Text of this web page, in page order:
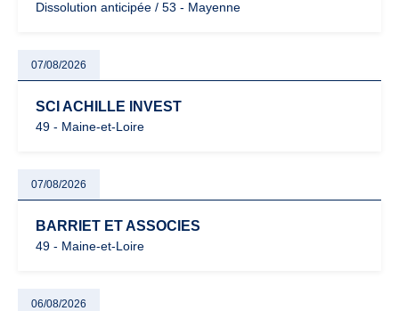
Dissolution anticipée / 53 - Mayenne
07/08/2026
SCI ACHILLE INVEST
49 - Maine-et-Loire
07/08/2026
BARRIET ET ASSOCIES
49 - Maine-et-Loire
06/08/2026